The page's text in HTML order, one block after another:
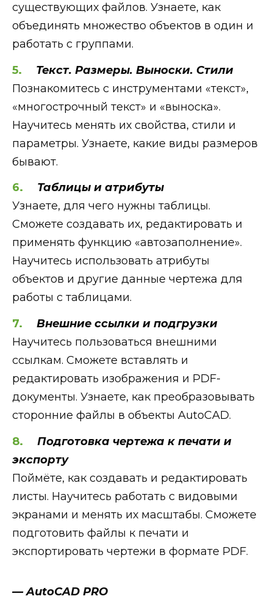
существующих файлов. Узнаете, как
объединять множество объектов в один и
работать с группами.
Текст. Размеры. Выноски. Стили
Познакомитесь с инструментами «‎текст»,
«‎многострочный текст» и «‎выноска».
Научитесь менять их свойства, стили и
параметры. Узнаете, какие виды размеров
бывают.
Таблицы и атрибуты
Узнаете, для чего нужны таблицы.
Сможете создавать их, редактировать и
применять функцию «‎автозаполнение».
Научитесь использовать атрибуты
объектов и другие данные чертежа для
работы с таблицами.
Внешние ссылки и подгрузки
Научитесь пользоваться внешними
ссылкам. Сможете вставлять и
редактировать изображения и PDF-
документы. Узнаете, как преобразовывать
сторонние файлы в объекты AutoCAD.
Подготовка чертежа к печати и
экспорту
Поймёте, как создавать и редактировать
листы. Научитесь работать с видовыми
экранами и менять их масштабы. Сможете
подготовить файлы к печати и
экспортировать чертежи в формате PDF.
— AutoCAD PRO